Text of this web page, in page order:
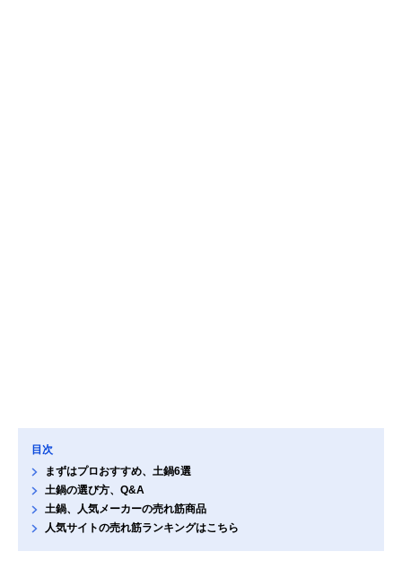
目次
まずはプロおすすめ、土鍋6選
土鍋の選び方、Q&A
土鍋、人気メーカーの売れ筋商品
人気サイトの売れ筋ランキングはこちら